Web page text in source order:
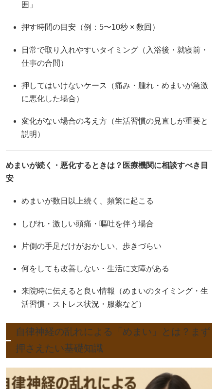
囲」
押す時間の目安（例：5〜10秒 × 数回）
日常で取り入れやすいタイミング（入浴後・就寝前・
仕事の合間）
押してはいけないケース（痛み・腫れ・めまいが急激
に悪化した場合）
変化がない場合の考え方（生活習慣の見直しが重要と
説明）
めまいが続く・悪化するときは？医療機関に相談すべき目
安
めまいが数日以上続く、頻繁に起こる
しびれ・激しい頭痛・嘔吐を伴う場合
片側の手足だけがおかしい、歩きづらい
何をしても改善しない・生活に支障がある
来院時に伝えると良い情報（めまいのタイミング・生
活習慣・ストレス状況・服薬など）
自律神経の乱れによる「めまい」とは？まず
押さえたい基礎知識